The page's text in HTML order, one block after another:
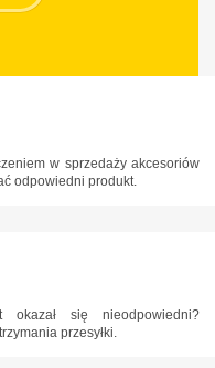
w sprzedaży akcesoriów
odpowiedni produkt.
okazał się nieodpowiedni?
przesyłki.